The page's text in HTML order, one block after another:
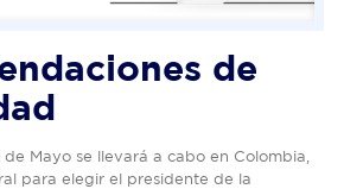
de
Mayo se llevará a cabo en Colombia,
para elegir el presidente de la